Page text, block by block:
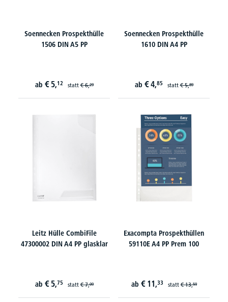
Soennecken Prospekthülle
1506 DIN A5 PP
ab € 5,12 statt€ 6,29
Soennecken Prospekthülle
1610 DIN A4 PP
ab € 4,85 statt€ 5,89
Leitz Hülle CombiFile
47300002 DIN A4 PP glasklar
ab € 5,75 statt€ 7,09
Exacompta Prospekthüllen
59110E A4 PP Prem 100
ab € 11,33 statt€ 13,59